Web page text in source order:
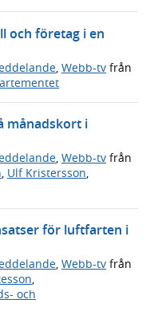
och företag i en
Webb-tv från
månadskort i
, Webb-tv från
, Ulf Kristersson,
för luftfarten i
, Webb-tv från
,
och